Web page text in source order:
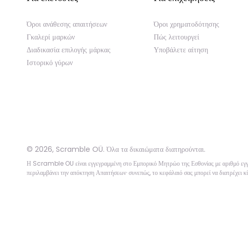
Όροι ανάθεσης απαιτήσεων
Γκαλερί μαρκών
Διαδικασία επιλογής μάρκας
Ιστορικό γύρων
Όροι χρηματοδότησης
Πώς λειτουργεί
Υποβάλετε αίτηση
© 2026, Scramble OÜ. Όλα τα δικαιώματα διατηρούνται.
Η Scramble OU είναι εγγεγραμμένη στο Εμπορικό Μητρώο της Εσθονίας με
περιλαμβάνει την απόκτηση Απαιτήσεων· συνεπώς, το κεφάλαιό σας μπορεί να διατρέχει